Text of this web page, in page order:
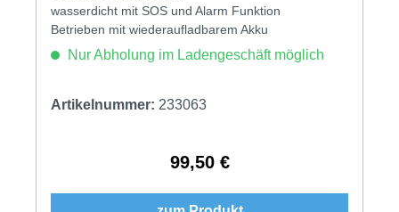
wasserdicht mit SOS und Alarm Funktion
Betrieben mit wiederaufladbarem Akku
Nur Abholung im Ladengeschäft möglich
Artikelnummer: 233063
Regulärer Preis:
99,50 €